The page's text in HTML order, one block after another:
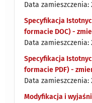
Data zamieszczenia:
Specyfikacja
formacie DOC) -
Data zamieszczenia:
Specyfikacja
formacie PDF) -
Data zamieszczenia:
Modyfikacja i